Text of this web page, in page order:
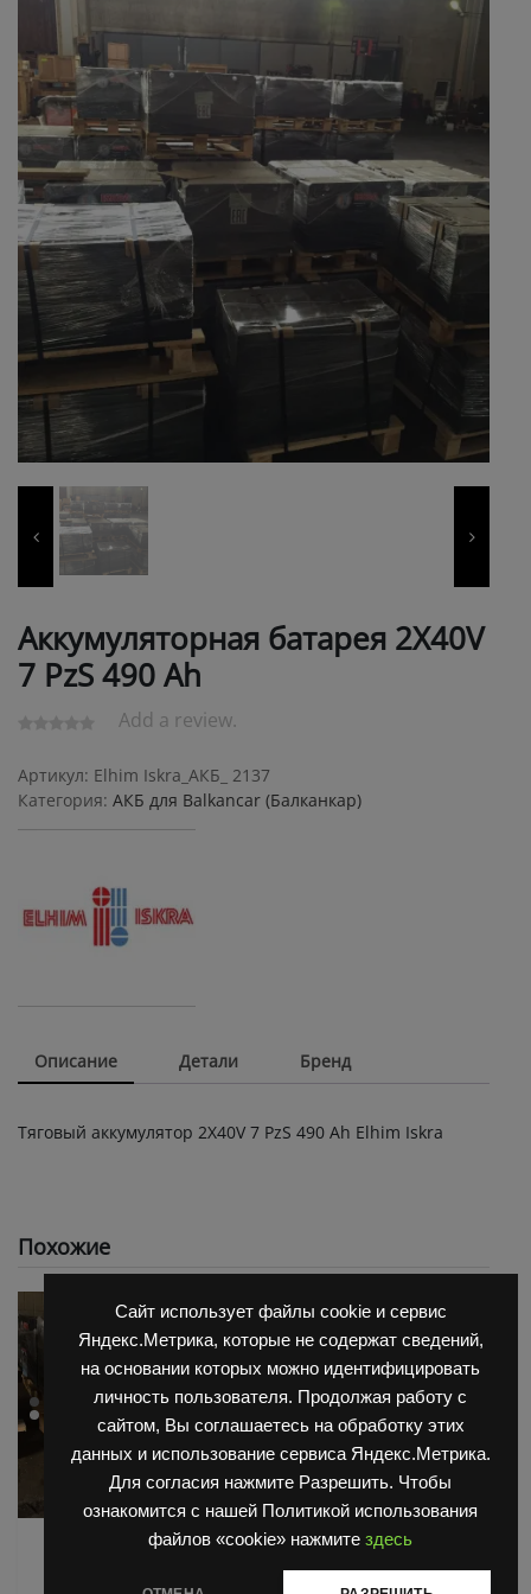
Сайт использует файлы cookie и сервис
Яндекс.Метрика, которые не содержат сведений,
на основании которых можно идентифицировать
личность пользователя. Продолжая работу с
сайтом, Вы соглашаетесь на обработку этих
данных и использование сервиса Яндекс.Метрика.
Для согласия нажмите Разрешить. Чтобы
ознакомится с нашей Политикой использования
файлов «cookie» нажмите здесь
Аккумуляторная батарея 2X40V
7 PzS 490 Ah
Add a review.
Артикул: Elhim Iskra_АКБ_ 2137
Категория: АКБ для Balkanсar (Балканкар)
Описание Детали Бренд
Тяговый аккумулятор 2X40V 7 PzS 490 Ah Elhim Iskra
Похожие
АКБ для Balkanсar
АКБ для Balkanсar
(Балканкар)